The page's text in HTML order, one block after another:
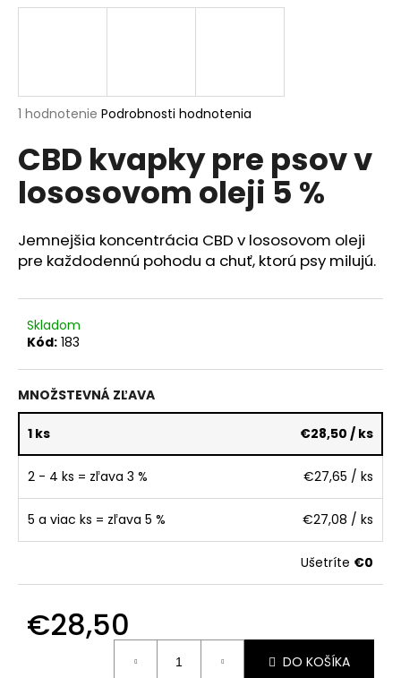
Priemerné
produktu
je
5,0
hviezdičiek.
1 hodnotenie Podrobnosti hodnotenia
CBD kvapky pre psov v
lososovom oleji 5 %
Jemnejšia koncentrácia CBD v lososovom oleji
pre každodennú pohodu a chuť, ktorú psy milujú.
Skladom
Kód: 183
MNOŽSTEVNÁ ZĽAVA
1 ks €28,50 / ks
2 - 4 ks = zľava 3 % €27,65 / ks
5 a viac ks = zľava 5 % €27,08 / ks
Ušetríte €0
€28,50
DO KOŠÍKA
ť
?
HĽADAŤ
d
p
o
r
ú
č
a
m
e